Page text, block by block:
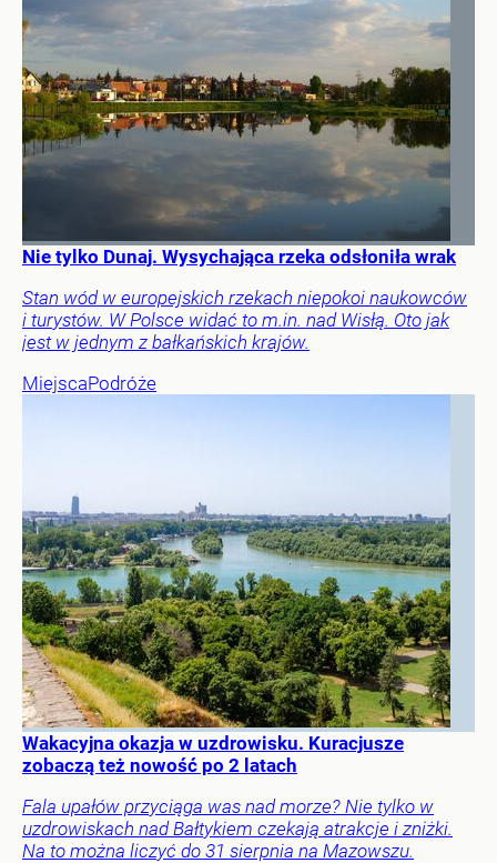
Nie tylko Dunaj. Wysychająca rzeka odsłoniła wrak
Stan wód w europejskich rzekach niepokoi naukowców
i turystów. W Polsce widać to m.in. nad Wisłą. Oto jak
jest w jednym z bałkańskich krajów.
MiejscaPodróże
Wakacyjna okazja w uzdrowisku. Kuracjusze
zobaczą też nowość po 2 latach
Fala upałów przyciąga was nad morze? Nie tylko w
uzdrowiskach nad Bałtykiem czekają atrakcje i zniżki.
Na to można liczyć do 31 sierpnia na Mazowszu.